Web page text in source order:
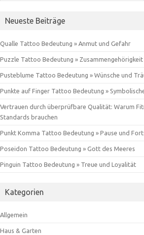
Neueste Beiträge
Qualle Tattoo Bedeutung » Anmut und Gefahr
Puzzle Tattoo Bedeutung »
Pusteblume Tattoo Bedeutung » Wünsche und
Punkte auf Finger Tattoo Bedeutung »
Vertrauen durch überprüfbare Qualität: Warum
Standards brauchen
Punkt Komma Tattoo Bedeutung » Pause und
Poseidon Tattoo Bedeutung » Gott des Meeres
Pinguin Tattoo Bedeutung » Treue und Loyalität
Kategorien
Allgemein
Haus & Garten